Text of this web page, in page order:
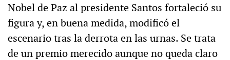
Nobel de Paz al presidente Santos fortaleció su
figura y, en buena medida, modificó el
escenario tras la derrota en las urnas. Se trata
de un premio merecido aunque no queda claro